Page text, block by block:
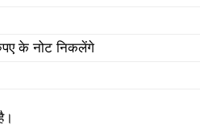
के नोट निकलेंगे